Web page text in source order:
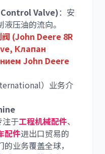
Valve)：安
压油的流向。
阀 (John Deere 8R
Клапан
John Deere
）业务介
注于工程机械配件、
配件进出口贸易的
业务覆盖全球，